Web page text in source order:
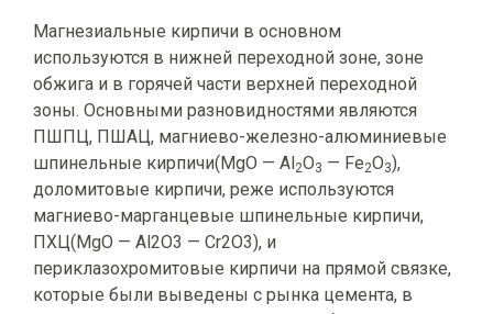
Магнезиальные кирпичи в основном
используются в нижней переходной зоне, зоне
обжига и в горячей части верхней переходной
зоны. Основными разновидностями являются
ПШПЦ, ПШАЦ, магниево-железно-алюминиевые
шпинельные кирпичи(MgO — Al 2O3 — Fe2O3),
доломитовые кирпичи, реже используются
магниево-марганцевые шпинельные кирпичи,
ПХЦ(MgO — Al2O3 — Cr2O3), и
периклазохромитовые кирпичи на прямой связке,
которые были выведены с рынка цемента, в